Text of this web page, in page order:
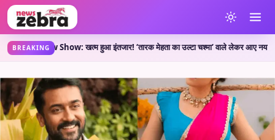
BREAKING
New Show: खत्म हुआ इंतजार! ‘तारक मेहता का उल्टा चश्मा’ वाले लेकर आए नया शो, जानें